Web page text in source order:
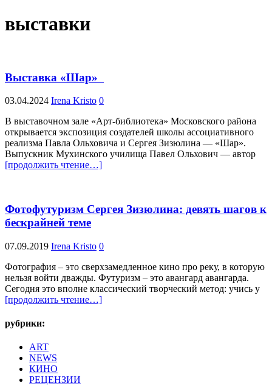
выставки
Выставка «Шар»
03.04.2024 Irena Kristo 0
В выставочном зале «Арт-библиотека» Московского района
открывается экспозиция создателей школы ассоциативного
реализма Павла Ольховича и Сергея Зизюлина — «Шар».
Выпускник Мухинского училища Павел Ольхович — автор
[продолжить чтение…]
Фотофутуризм Сергея Зизюлина: девять шагов к
бескрайней теме
07.09.2019 Irena Kristo 0
Фотография – это сверхзамедленное кино про реку, в которую
нельзя войти дважды. Футуризм – это авангард авангарда.
Сегодня это вполне классический творческий метод: учись у
[продолжить чтение…]
рубрики:
ART
NEWS
КИНО
РЕЦЕНЗИИ